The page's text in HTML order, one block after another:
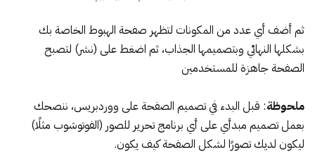
ثم أضف أي عدد من المكونات لتظهر صفحة الهبوط الخاصة بك
بشكلها النهائي وبتصميمها الجذاب، ثم اضغط على (نشر) لتصبح
الصفحة جاهزة للمستخدمين
ملحوظة: قبل البدء في تصميم الصفحة على ووردبريس، ننصحك
بعمل تصميم مبدأي على أي برنامج تحرير للصور (الفوتوشوب مثلًا)
ليكون لديك تصورًا لشكل الصفحة كيف يكون.